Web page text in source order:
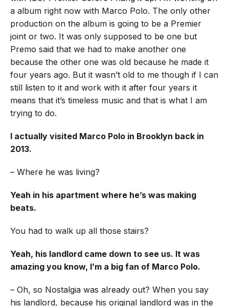
a album right now with Marco Polo. The only other
production on the album is going to be a Premier
joint or two. It was only supposed to be one but
Premo said that we had to make another one
because the other one was old because he made it
four years ago. But it wasn’t old to me though if I can
still listen to it and work with it after four years it
means that it’s timeless music and that is what I am
trying to do.
I actually visited Marco Polo in Brooklyn back in
2013.
– Where he was living?
Yeah in his apartment where he’s was making
beats.
You had to walk up all those stairs?
Yeah, his landlord came down to see us. It was
amazing you know, I’m a big fan of Marco Polo.
– Oh, so Nostalgia was already out? When you say
his landlord, because his original landlord was in the